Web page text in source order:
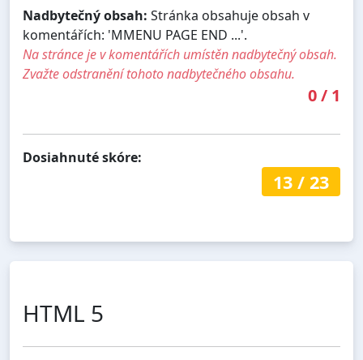
Nadbytečný obsah: Stránka obsahuje obsah v
komentářích: 'MMENU PAGE END ...'.
Na stránce je v komentářích umístěn nadbytečný obsah.
Zvažte odstranění tohoto nadbytečného obsahu.
0/ 1
Dosiahnuté skóre:
13/ 23
HTML 5